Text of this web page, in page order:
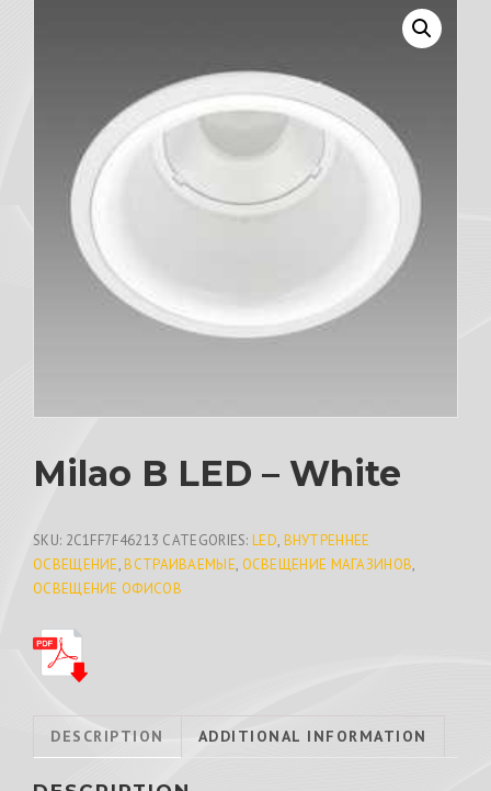
Milao B LED – White
SKU: 2C1FF7F46213 CATEGORIES:LED, ВНУТРЕННЕЕ
ОСВЕЩЕНИЕ,ВСТРАИВАЕМЫЕ, ОСВЕЩЕНИЕ МАГАЗИНОВ,
ОСВЕЩЕНИЕ ОФИСОВ
DESCRIPTION ADDITIONAL INFORMATION